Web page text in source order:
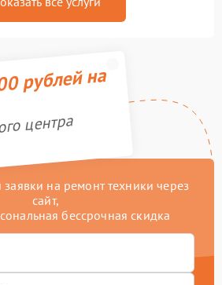
рублей на
центра
на ремонт техники через
сайт,
бессрочная скидка